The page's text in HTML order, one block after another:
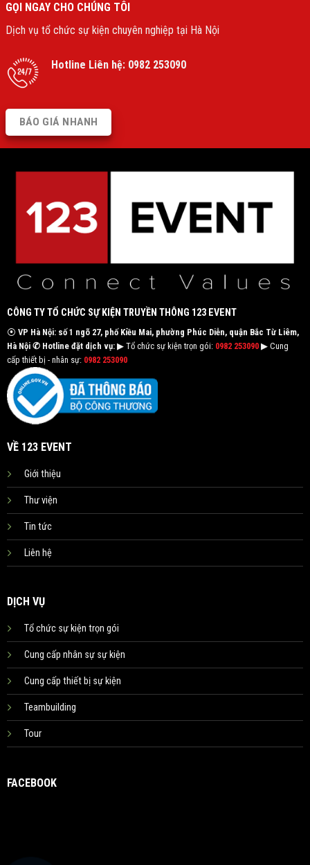
GỌI NGAY CHO CHÚNG TÔI
Dịch vụ tổ chức sự kiện chuyên nghiệp tại Hà Nội
Hotline Liên hệ: 0982 253090
BÁO GIÁ NHANH
CÔNG TY TỔ CHỨC SỰ KIỆN TRUYỀN THÔNG 123 EVENT
⦿ VP Hà Nội: số 1 ngõ 27, phố Kiều Mai, phường Phúc Diễn, quận Bắc Từ Liêm,
Hà Nội ✆ Hotline đặt dịch vụ:▶ Tổ chức sự kiện trọn gói: 0982 253090▶ Cung
cấp thiết bị - nhân sự: 0982 253090
VỀ 123 EVENT
Giới thiệu
Thư viện
Tin tức
Liên hệ
DỊCH VỤ
Tổ chức sự kiện trọn gói
Cung cấp nhân sự sự kiện
Cung cấp thiết bị sự kiện
Teambuilding
Tour
FACEBOOK